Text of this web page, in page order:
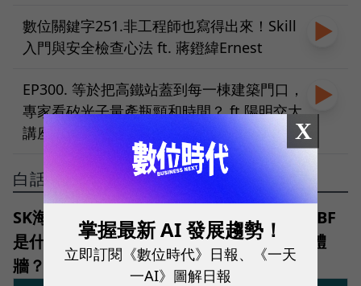
數位關鍵字251.非工程師也寫得出來！Skill
入門與安全檢查心法 ft. 蔣鐙緯Ernest
EP300. 等於把高鐵站蓋到每一棟建築門口，
專家看矽光子量產瓶頸和時間？ ft.陽明交大
講座教授、瑞利光智能創辦人何志浩
白話科技
SK海力士、SanDisk公布HBF首版規格！HBF
是什麼？跟HBM差在哪？如何突破AI記憶體
牆？
X
掌握最新 AI 發展趨勢！
立即訂閱《數位時代》日報、《一天
一AI》圖解日報